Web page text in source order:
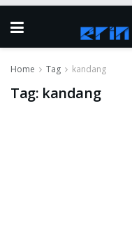
Home Tag kandang
Tag: kandang